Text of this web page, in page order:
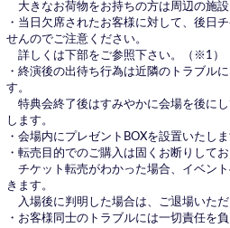
大きなお荷物をお持ちの方は周辺の施設
・当日欠席されたお客様に対して、後日
せんのでご注意ください。
詳しくは下部をご参照下さい。（※1）
・終演後の出待ち行為は近隣のトラブル
す。
特典会終了後はすみやかに会場を後に
します。
・会場内にプレゼントBOXを設置いたしま
・転売目的でのご購入は固くお断りしてお
チケット転売がわかった場合、イベン
きます。
入場後に判明した場合は、ご退場いただ
・お客様同士のトラブルには一切責任を負